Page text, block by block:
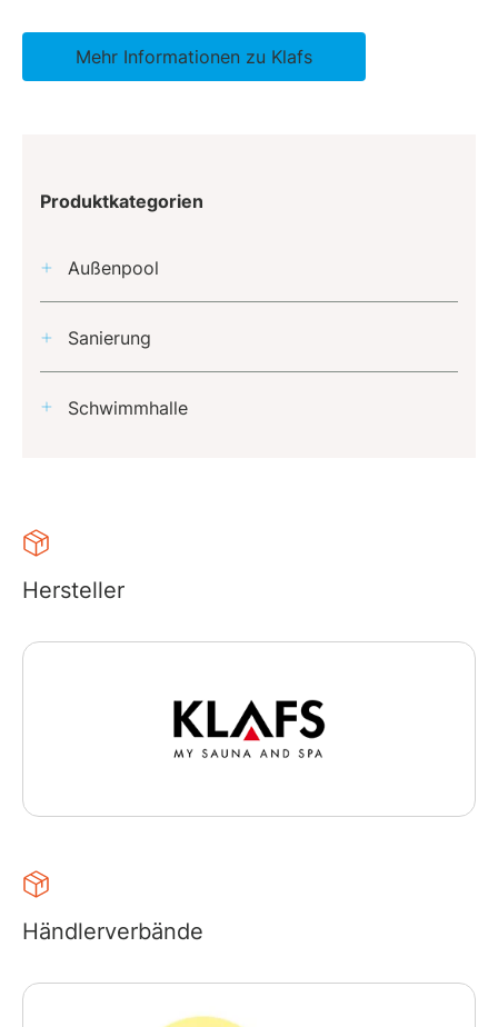
Mehr Informationen zu Klafs
Produktkategorien
Außenpool
Sanierung
Schwimmhalle
Hersteller
Händlerverbände